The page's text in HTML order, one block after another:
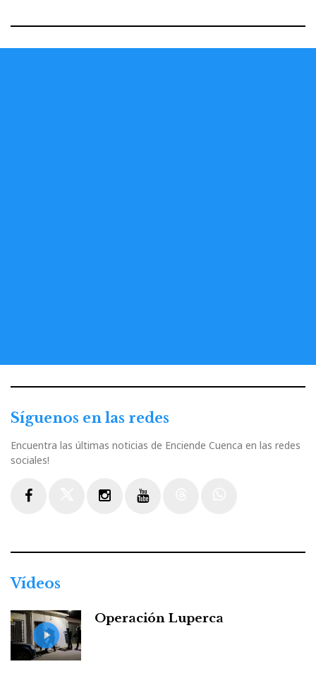
Síguenos en las redes
Encuentra las últimas noticias de Enciende Cuenca en las redes
sociales!
Vídeos
Operación Luperca